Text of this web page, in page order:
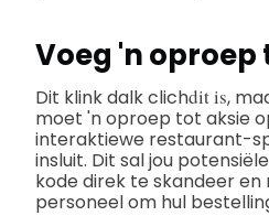
Voeg 'n oproep
Dit klink dalk clichdit is,
moet 'n oproep tot aksie
interaktiewe restaurant-
insluit. Dit sal jou
kode direk te skandeer en
personeel om hul